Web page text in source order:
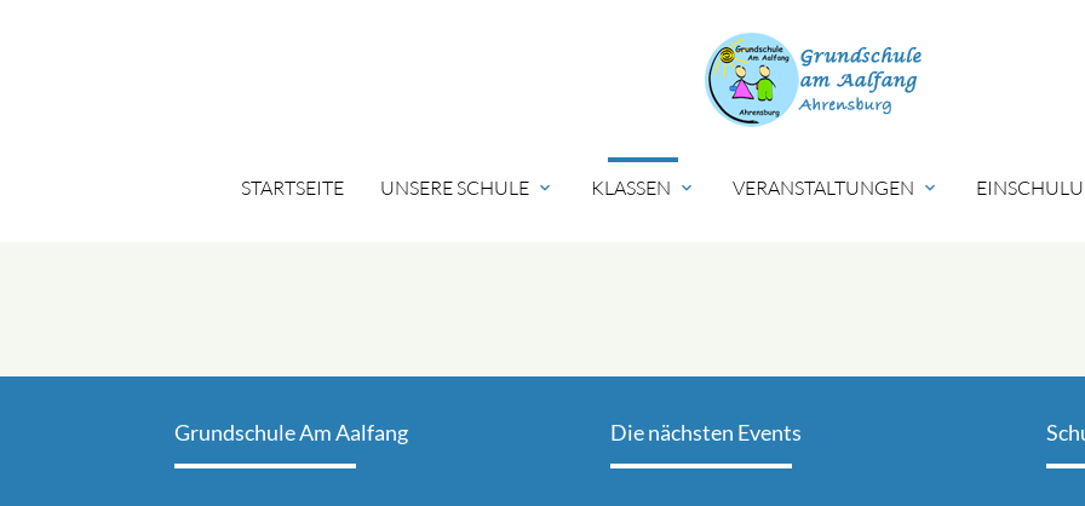
STARTSEITE UNSERE SCHULE expand_more KLASSEN expand_more VERANSTALTUNGEN expand_more
Grundschule Am Aalfang Die nächsten Events